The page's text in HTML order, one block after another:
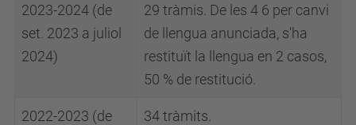
2023-2024 (de
set. 2023 a juliol
2024)
29 tràmis. De les 4 6 per canvi
de llengua anunciada, s'ha
restituït la llengua en 2 casos,
50 % de restitució.
2022-2023 (de
34 tràmits.